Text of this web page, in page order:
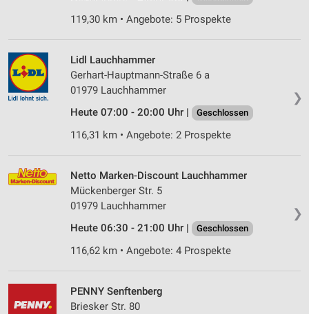
119,30 km • Angebote: 5 Prospekte
❯
Lidl Lauchhammer
Gerhart-Hauptmann-Straße 6 a
01979 Lauchhammer
Heute 07:00 - 20:00 Uhr |
Geschlossen
116,31 km • Angebote: 2 Prospekte
❯
Netto Marken-Discount Lauchhammer
Mückenberger Str. 5
01979 Lauchhammer
Heute 06:30 - 21:00 Uhr |
Geschlossen
116,62 km • Angebote: 4 Prospekte
PENNY Senftenberg
Briesker Str. 80